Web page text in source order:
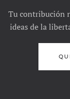
Tu contribución
ideas de la